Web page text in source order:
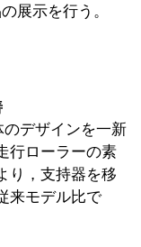
展示を行う。
デザインを一新
行ローラーの素
り，支持器を移
来モデル比で